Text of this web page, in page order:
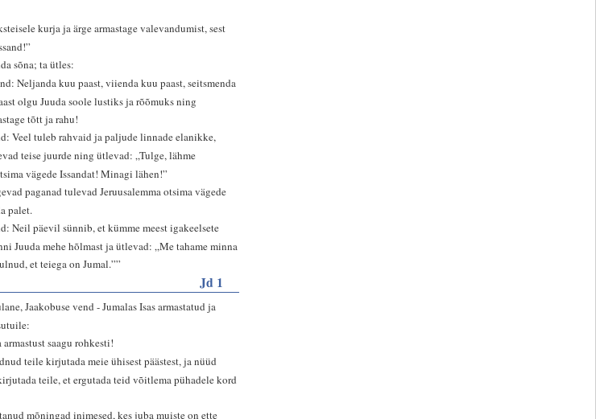
kurja ja ärge armastage valevandumist, sest
sõna; ta ütles:
Neljanda kuu paast, viienda kuu paast, seitsmenda
olgu Juuda soole lustiks ja rõõmuks ning
tõtt ja rahu!
Veel tuleb rahvaid ja paljude linnade elanikke,
teise juurde ning ütlevad: „Tulge, lähme
vägede Issandat! Minagi lähen!”
paganad tulevad Jeruusalemma otsima vägede
palet.
Neil päevil sünnib, et kümme meest igakeelsete
Juuda mehe hõlmast ja ütlevad: „Me tahame minna
et teiega on Jumal.””
Jd 1
Jaakobuse vend - Jumalas Isas armastatud ja
saagu rohkesti!
teile kirjutada meie ühisest päästest, ja nüüd
teile, et ergutada teid võitlema pühadele kord
mõningad inimesed, kes juba muiste on ette